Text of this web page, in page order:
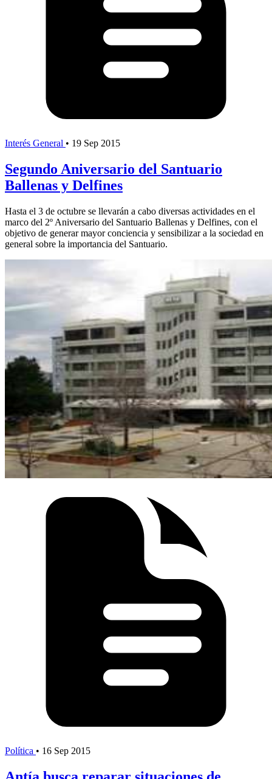
Interés General • 19 Sep 2015
Segundo Aniversario del Santuario
Ballenas y Delfines
Hasta el 3 de octubre se llevarán a cabo diversas actividades en el
marco del 2º Aniversario del Santuario Ballenas y Delfines, con el
objetivo de generar mayor conciencia y sensibilizar a la sociedad en
general sobre la importancia del Santuario.
Política • 16 Sep 2015